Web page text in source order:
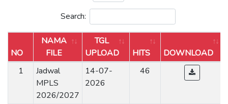
Search:
NO
NAMA
FILE
TGL
UPLOAD
HITS
DOWNLOAD
1
Jadwal
MPLS
2026/2027
14-07-
2026
46